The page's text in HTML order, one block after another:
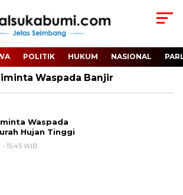
POLITIK HUKUM NASIONAL
Waspada Banjir
Waspada
Hujan Tinggi
- 15:45 WIB